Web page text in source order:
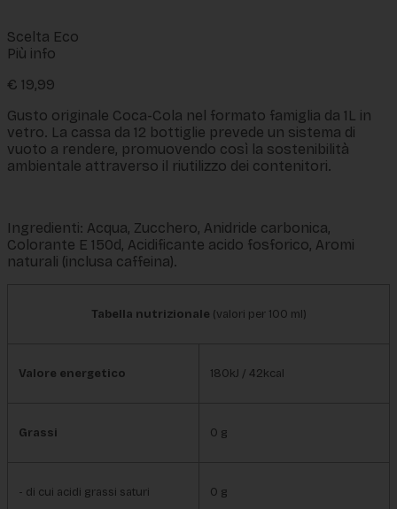
Scelta Eco
Più info
€ 19,99
Gusto originale Coca-Cola nel formato famiglia da 1L in
vetro. La cassa da 12 bottiglie prevede un sistema di
vuoto a rendere, promuovendo così la sostenibilità
ambientale attraverso il riutilizzo dei contenitori.
Ingredienti: Acqua, Zucchero, Anidride carbonica,
Colorante E 150d, Acidificante acido fosforico, Aromi
naturali (inclusa caffeina).
Tabella nutrizionale (valori per 100 ml)
Valore energetico 180kJ / 42kcal
Grassi 0 g
- di cui acidi grassi saturi 0 g